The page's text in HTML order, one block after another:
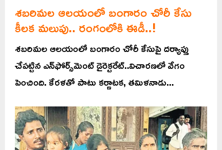
శబరిమల ఆలయంలో బంగారం చోరీ కేసు
కీలక మలుపు.. రంగంలోకి ఈడీ..!
శబరిమల ఆలయంలో బంగారం చోరీ కేసుపై దర్యాప్తు
చేపట్టిన ఎన్‌ఫోర్స్‌మెంట్ డైరెక్టరేట్..విచారణలో వేగం
పెంచింది. కేరళతో పాటు కర్ణాటక, తమిళనాడు...